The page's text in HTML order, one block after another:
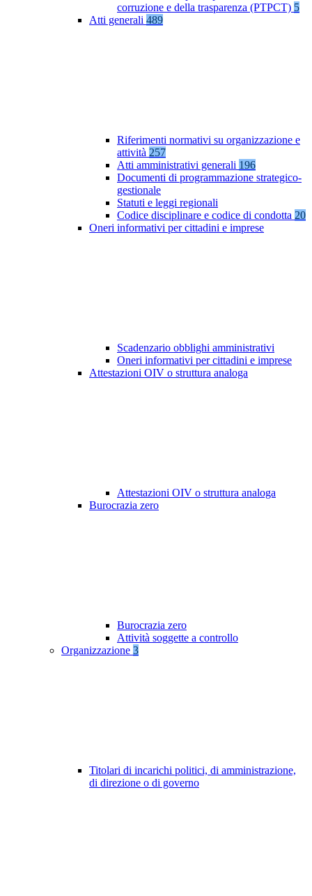
corruzione e della trasparenza (PTPCT) 5
Atti generali 489
Riferimenti normativi su organizzazione e
attività 257
Atti amministrativi generali 196
Documenti di programmazione strategico-
gestionale
Statuti e leggi regionali
Codice disciplinare e codice di condotta 20
Oneri informativi per cittadini e imprese
Scadenzario obblighi amministrativi
Oneri informativi per cittadini e imprese
Attestazioni OIV o struttura analoga
Attestazioni OIV o struttura analoga
Burocrazia zero
Burocrazia zero
Attività soggette a controllo
Organizzazione 3
Titolari di incarichi politici, di amministrazione,
di direzione o di governo